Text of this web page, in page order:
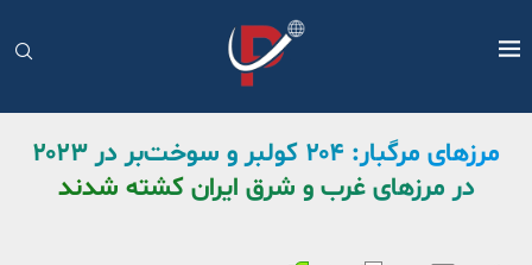
مرزهای مرگبار: ۲۰۴ کولبر و سوخت‌بر در ۲۰۲۳
در مرزهای غرب و شرق ایران کشته شدند